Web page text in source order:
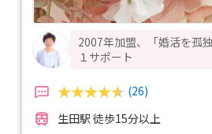
2007年加盟、「婚活を孤
１サポート
(26)
生田駅 徒歩15分以上